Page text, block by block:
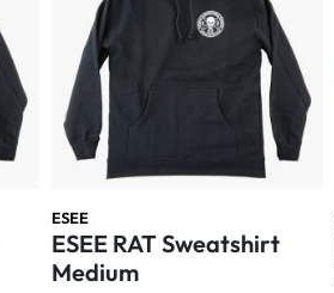
ESEE
ESEE RAT Sweatshirt
Medium